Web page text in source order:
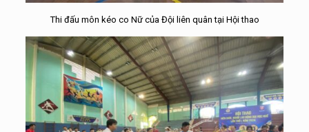
Thi đấu môn kéo co Nữ của Đội liên quân tại Hội thao